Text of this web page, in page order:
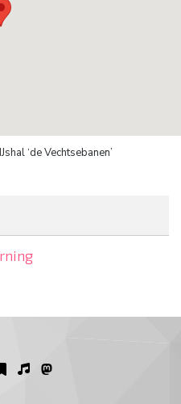
‘de Vechtsebanen’